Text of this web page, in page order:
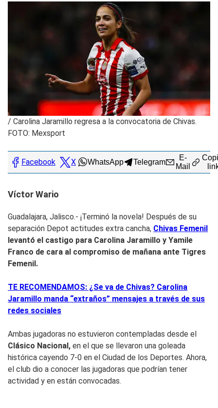
/ Carolina Jaramillo regresa a la convocatoria de Chivas.
FOTO: Mexsport
Facebook X WhatsApp Telegram
E-
Mail
Víctor Wario
Guadalajara, Jalisco.- ¡Terminó la novela! Después de su
separación Depot actitudes extra cancha, Chivas Femenil
levantó el castigo para Carolina Jaramillo y Yamile
Franco de cara al compromiso de mañana ante Tigres
Femenil.
TE RECOMENDAMOS: ¿Se va de Chivas? Carolina
Jaramillo manda “extraños” mensajes a través de sus
redes sociales
Ambas jugadoras no estuvieron contempladas desde el
Clásico Nacional, en el que se llevaron una goleada
histórica cayendo 7-0 en el Ciudad de los Deportes. Ahora,
el club dio a conocer las jugadoras que podrían tener
actividad y en están convocadas.